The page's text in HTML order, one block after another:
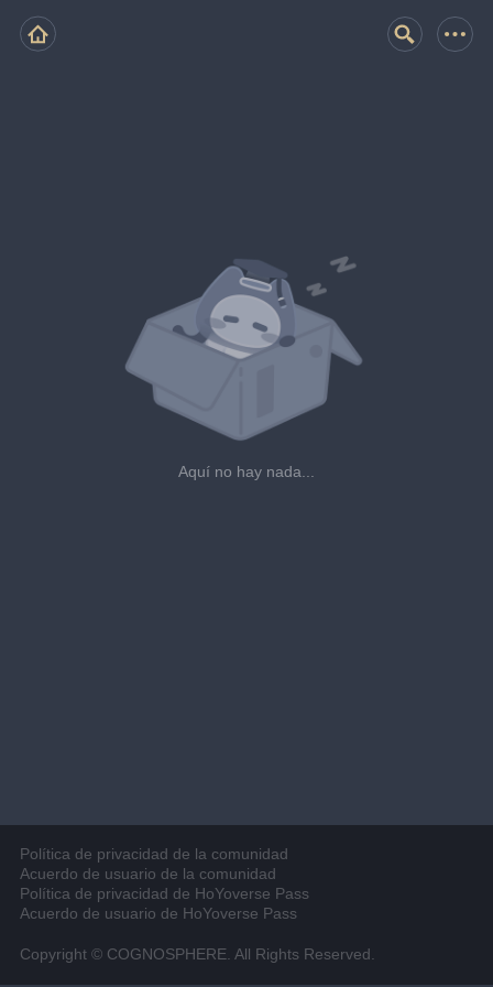
Aquí no hay nada...
Política de privacidad de la comunidad
Acuerdo de usuario de la comunidad
Política de privacidad de HoYoverse Pass
Acuerdo de usuario de HoYoverse Pass
Copyright © COGNOSPHERE. All Rights Reserved.